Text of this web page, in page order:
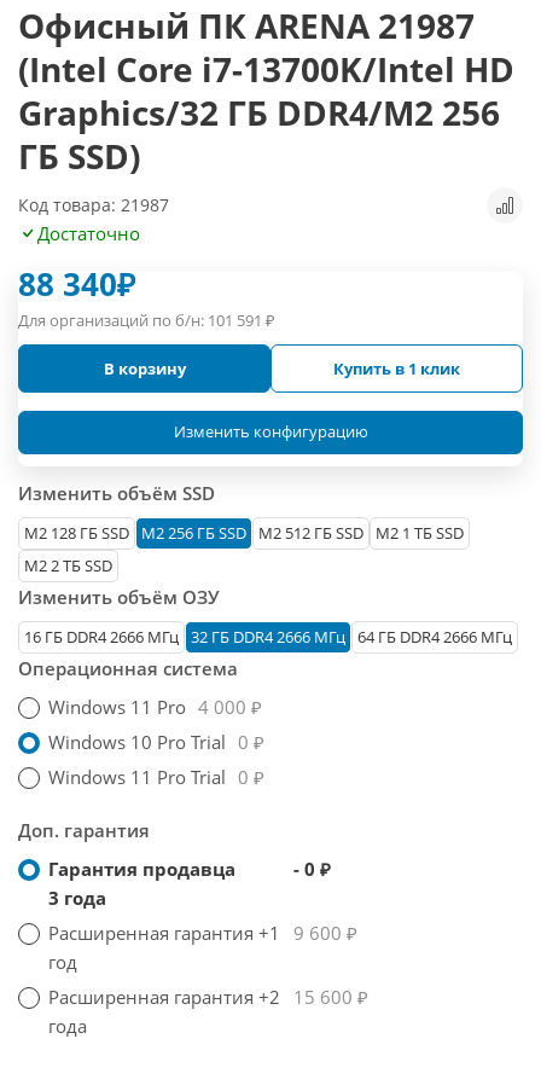
Офисный ПК ARENA 21987
(Intel Core i7-13700K/Intel HD
Graphics/32 ГБ DDR4/M2 256
ГБ SSD)
Код товара: 21987
Достаточно
88 340₽
Для организаций по б/н: 101 591 ₽
В корзину Купить в 1 клик
Изменить конфигурацию
Изменить объём SSD
М2 128 ГБ SSD M2 256 ГБ SSD M2 512 ГБ SSD
M2 1 ТБ SSD
M2 2 ТБ SSD
Изменить объём ОЗУ
16 ГБ DDR4 2666 МГц 32 ГБ DDR4 2666 МГц 64 ГБ DDR4 2666 MГц
Операционная система
Windows 11 Pro 4 000 ₽
Windows 10 Pro Trial 0 ₽
Windows 11 Pro Trial 0 ₽
Доп. гарантия
Гарантия продавца
3 года
- 0 ₽
Расширенная гарантия +1
год
9 600 ₽
Расширенная гарантия +2
года
15 600 ₽